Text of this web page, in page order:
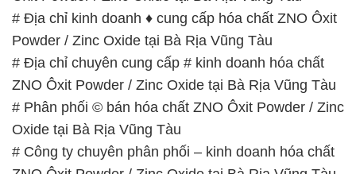
# Phân phối © bán hóa chất ZNO Ôxit Powder / Zinc
Oxide tại Bà Rịa Vũng Tàu
# Công ty chuyên phân phối – kinh doanh hóa chất
ZNO Ôxit Powder / Zinc Oxide tại Bà Rịa Vũng Tàu
# Công ty chuyên kinh doanh ≡ phân phối hóa chất
ZNO Ôxit Powder / Zinc Oxide tại Bà Rịa Vũng Tàu
# Địa chỉ chuyên cung cấp * cung ứng hóa chất
ZNO Ôxit Powder / Zinc Oxide tại Bà Rịa Vũng Tàu